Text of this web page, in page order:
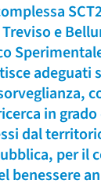
e
adeguati
in
dal
per il
benessere